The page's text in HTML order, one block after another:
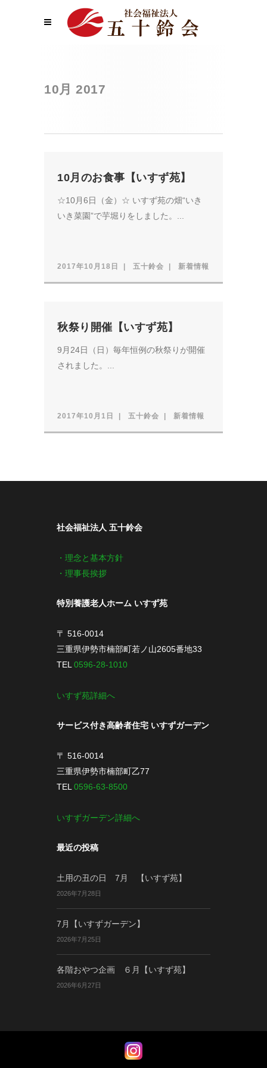
10月 2017
10月のお食事【いすず苑】
☆10月6日（金）☆ いすず苑の畑“いき
いき菜園”で芋堀りをしました。...
2017年10月18日 五十鈴会 新着情報
秋祭り開催【いすず苑】
9月24日（日）毎年恒例の秋祭りが開催
されました。...
2017年10月1日 五十鈴会 新着情報
社会福祉法人 五十鈴会
・理念と基本方針
・理事長挨拶
特別養護老人ホーム いすず苑
〒 516-0014
三重県伊勢市楠部町若ノ山2605番地33
TEL 0596-28-1010
いすず苑詳細へ
サービス付き高齢者住宅 いすずガーデン
〒 516-0014
三重県伊勢市楠部町乙77
TEL 0596-63-8500
いすずガーデン詳細へ
最近の投稿
土用の丑の日 7月 【いすず苑】
2026年7月28日
7月【いすずガーデン】
2026年7月25日
各階おやつ企画 ６月【いすず苑】
2026年6月27日